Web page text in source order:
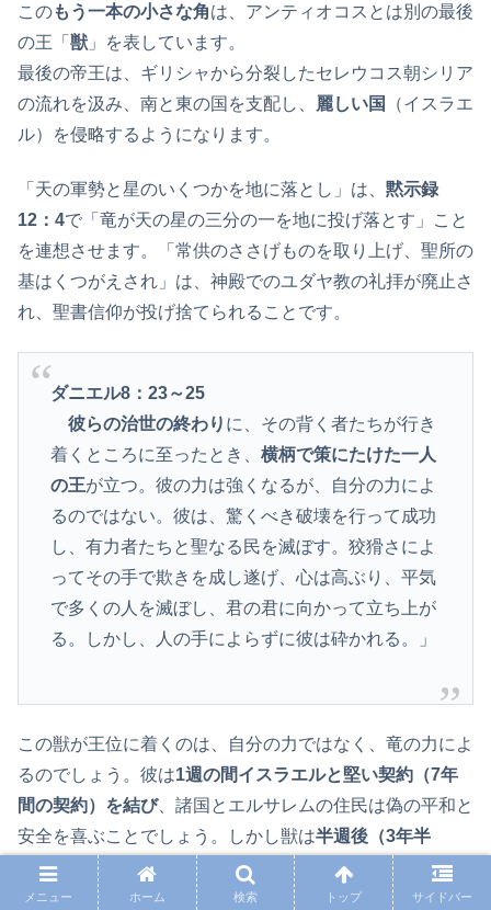
このもう一本の小さな角は、アンティオコスとは別の最後
の王「 獣 」を表しています。
最後の帝王は、ギリシャから分裂したセレウコス朝シリア
の流れを汲み、南と東の国を支配し、
麗しい国
（イスラエ
ル）を侵略するようになります。
「天の軍勢と星のいくつかを地に落とし」は、 黙示録
12：4で「竜が天の星の三分の一を地に投げ落とす」こと
を連想させます。「常供のささげものを取り上げ、聖所の
基はくつがえされ」は、神殿でのユダヤ教の礼拝が廃止さ
れ、聖書信仰が投げ捨てられることです。
ダニエル8：23～25
彼らの治世の終わり に、その背く者たちが行き
着くところに至ったとき、 横柄で策にたけた一人
の王が立つ。彼の力は強くなるが、自分の力によ
るのではない。彼は、驚くべき破壊を行って成功
し、有力者たちと聖なる民を滅ぼす。狡猾さによ
ってその手で欺きを成し遂げ、心は高ぶり、平気
で多くの人を滅ぼし、君の君に向かって立ち上が
る。しかし、人の手によらずに彼は砕かれる。」
この獣が王位に着くのは、自分の力ではなく、竜の力によ
るのでしょう。彼は1週の間イスラエルと堅い契約（7年
間の契約）を結び、諸国とエルサレムの住民は偽の平和と
安全を喜ぶことでしょう。しかし獣は半週後（3年半
後）、契約を破棄
し、いけにえとささげ物を止めさせます
（9：27 ）。イスラエルの神に立ち向かい、エルサレムを
メニュー ホーム 検索 トップ サイドバー